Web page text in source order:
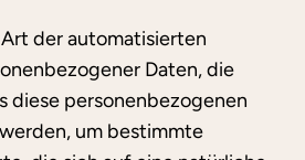
der automatisierten
Daten, die
diese personenbezogenen
um bestimmte